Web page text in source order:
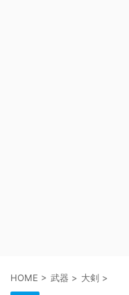
HOME > 武器 > 大剣 >